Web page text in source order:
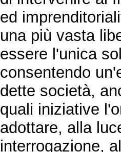
ed
una più vasta
essere l'unica
consentendo
dette società,
quali iniziative
adottare, alla
interrogazione,